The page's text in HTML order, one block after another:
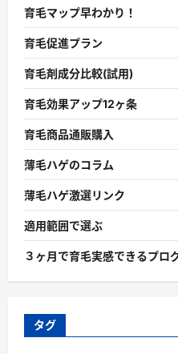
育毛マップ早わかり！
育毛促進プラン
育毛剤成分比較(試用)
育毛効果アップ12ヶ条
育毛商品通販購入
薄毛ハゲのコラム
薄毛ハゲ激選リンク
適用範囲で選ぶ
３ヶ月で育毛実感できるプロ
タグ